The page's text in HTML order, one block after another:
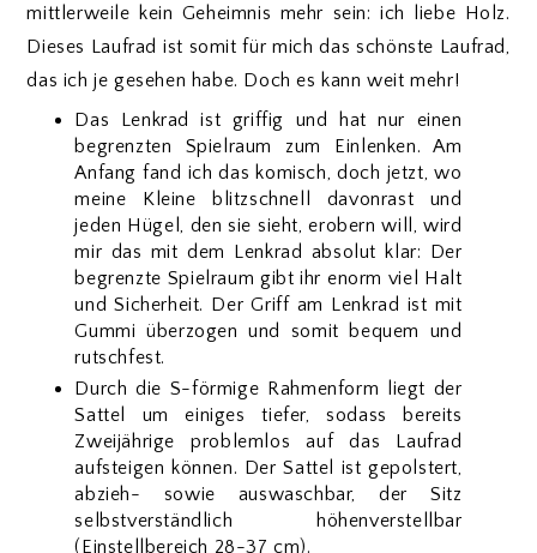
mittlerweile kein Geheimnis mehr sein: ich liebe Holz.
Dieses Laufrad ist somit für mich das schönste Laufrad,
das ich je gesehen habe. Doch es kann weit mehr!
Das Lenkrad ist griffig und hat nur einen
begrenzten Spielraum zum Einlenken. Am
Anfang fand ich das komisch, doch jetzt, wo
meine Kleine blitzschnell davonrast und
jeden Hügel, den sie sieht, erobern will, wird
mir das mit dem Lenkrad absolut klar: Der
begrenzte Spielraum gibt ihr enorm viel Halt
und Sicherheit. Der Griff am Lenkrad ist mit
Gummi überzogen und somit bequem und
rutschfest.
Durch die S-förmige Rahmenform liegt der
Sattel um einiges tiefer, sodass bereits
Zweijährige problemlos auf das Laufrad
aufsteigen können. Der Sattel ist gepolstert,
abzieh- sowie auswaschbar, der Sitz
selbstverständlich höhenverstellbar
(Einstellbereich 28-37 cm).